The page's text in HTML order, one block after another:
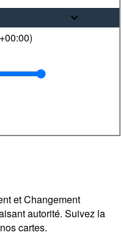
+00:00)et sur 7 jours les
au Canada. De plus,
locales.
et Changement
autorité. Suivez la
cartes.